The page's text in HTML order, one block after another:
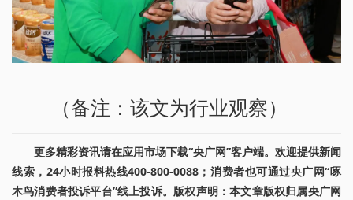
（备注：该文为行业观察）
更多精彩资讯请在应用市场下载“央广网”客户端。欢迎提供新闻
线索，24小时报料热线400-800-0088；消费者也可通过央广网“啄
木鸟消费者投诉平台”线上投诉。版权声明：本文章版权归属央广网